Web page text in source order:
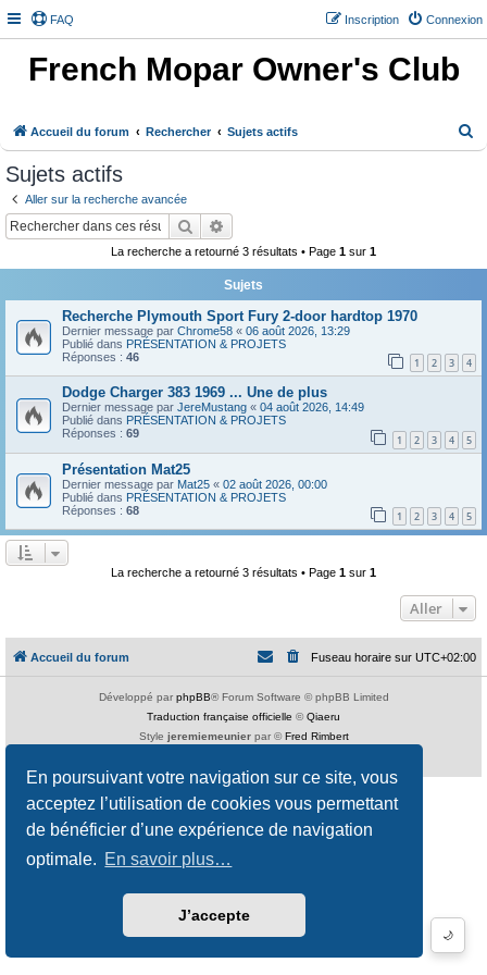
En poursuivant votre navigation sur ce site, vous
acceptez l’utilisation de cookies vous permettant
de bénéficier d’une expérience de navigation
optimale. En savoir plus…
J’accepte
FAQ Connexion
Inscription
French Mopar Owner's Club
Accueil du forum Rechercher Sujets actifs
🌙
Sujets actifs
Aller sur la recherche avancée
Rechercher
La recherche a retourné 3 résultats • Page 1 sur 1
Sujets
Recherche Plymouth Sport Fury 2-door hardtop 1970
Dernier message par Chrome58 « 06 août 2026, 13:29
Publié dans PRÉSENTATION & PROJETS
Réponses : 46 1 2 3 4
Dodge Charger 383 1969 ... Une de plus
Dernier message par JereMustang « 04 août 2026, 14:49
Publié dans PRÉSENTATION & PROJETS
Réponses : 69 1 2 3 4 5
Présentation Mat25
Dernier message par Mat25 « 02 août 2026, 00:00
Publié dans PRÉSENTATION & PROJETS
Réponses : 68 1 2 3 4 5
La recherche a retourné 3 résultats • Page 1 sur 1
Aller
Accueil du forum Fuseau horaire sur UTC+02:00
Développé par phpBB® Forum Software © phpBB Limited
Traduction française officielle ©Qiaeru
Style jeremiemeunierpar © Fred Rimbert